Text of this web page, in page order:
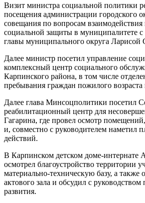
Визит министра социальной политики
посещения администрации городского
совещания по вопросам взаимодействия
социальной защиты в муниципалитете
главы муниципального округа Ларисой
Далее министр посетил управление
комплексный центр социального
Карпинского района, в том числе
пребывания граждан пожилого
Далее глава Минсоцполитики посетил
реабилитационный центр для
Гагарина, где провел осмотр
и, совместно с руководителем наметил
действий.
В Карпинском детском доме-интернате
осмотрел благоустройство территории
материально-техническую базу, а также
актового зала и обсудил с
развития.